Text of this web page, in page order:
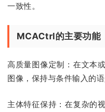
一致性。
MCACtrl的主要功能
高质量图像定制：在文本
图像，保持与条件输入的语
主体特征保持：在复杂的